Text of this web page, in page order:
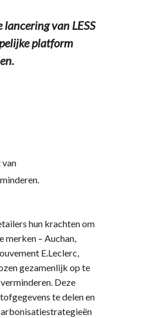
van LESS
platform
hun krachten om
merken – Auchan,
E.Leclerc,
gezamenlijk op te
Deze
te delen en